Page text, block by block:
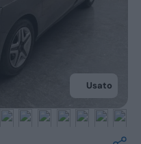
Marchi
Fiat
Jeep
Usato